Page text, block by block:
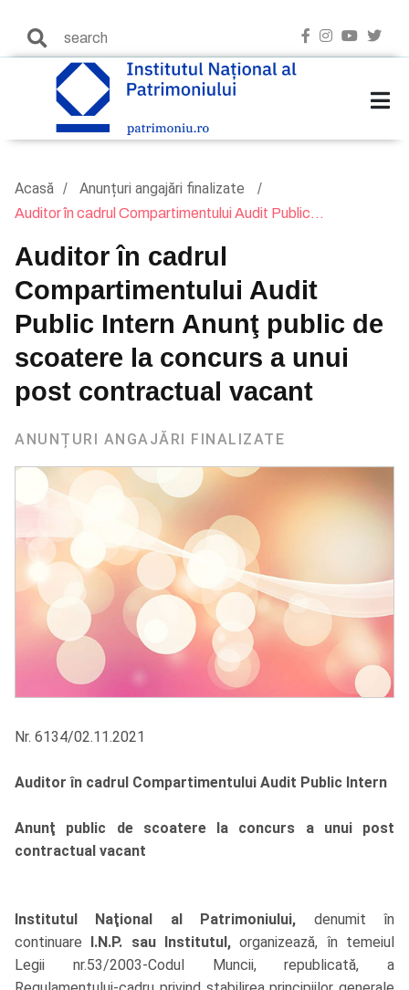
Acasă Anunțuri angajări finalizate
Auditor în cadrul Compartimentului Audit Public...
Auditor în cadrul
Compartimentului Audit
Public Intern Anunţ public de
scoatere la concurs a unui
post contractual vacant
ANUNȚURI ANGAJĂRI FINALIZATE
Nr. 6134/02.11.2021
Auditor în cadrul Compartimentului Audit Public Intern
Anunţ public de scoatere la concurs a unui post
contractual vacant
Institutul Naţional al Patrimoniului, denumit în
continuare I.N.P. sau Institutul, organizează, în temeiul
Legii nr.53/2003-Codul Muncii, republicată, a